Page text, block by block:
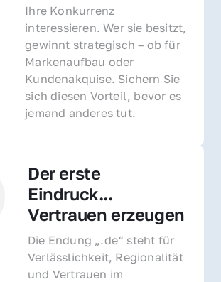
Ihre Konkurrenz
interessieren. Wer sie besitzt,
gewinnt strategisch – ob für
Markenaufbau oder
Kundenakquise. Sichern Sie
sich diesen Vorteil, bevor es
jemand anderes tut.
Der erste
Eindruck...
Vertrauen erzeugen
Die Endung „.de“ steht für
Verlässlichkeit, Regionalität
und Vertrauen im